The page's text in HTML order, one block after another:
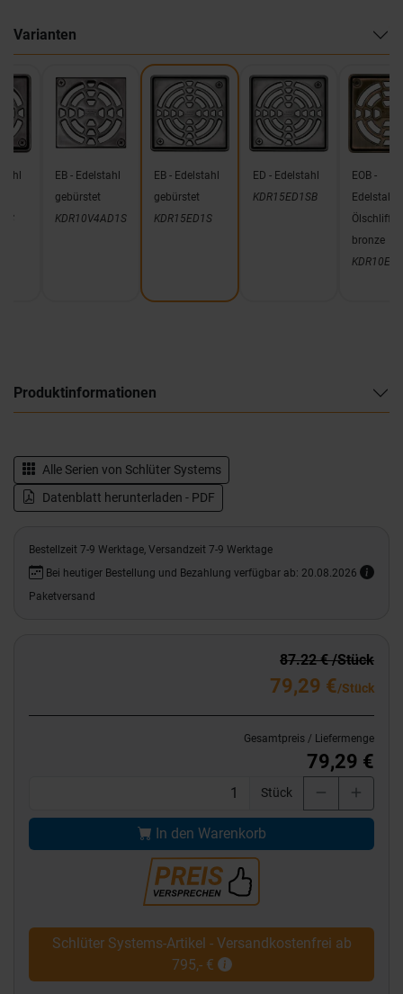
Varianten
EB - Edelstahl
gebürstet
KDR10V4AD1S
EB - Edelstahl
gebürstet
KDR15ED1S
ED - Edelstahl
KDR15ED1SB
EOB -
Edelstahl
Ölschliff
bronze
Produktinformationen
Alle Serien von Schlüter Systems
Datenblatt herunterladen - PDF
Bestellzeit 7-9 Werktage, Versandzeit 7-9 Werktage
Bei heutiger Bestellung und Bezahlung verfügbar ab: 20.08.2026
Paketversand
87.22 € /Stück
79,29 €/Stück
Gesamtpreis / Liefermenge
79,29 €
Stück
In den Warenkorb
Schlüter Systems-Artikel - Versandkostenfrei ab
795,- €